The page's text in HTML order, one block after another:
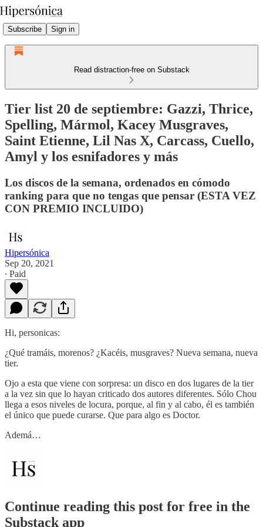
Subscribe Sign in
Read distraction-free on Substack
Tier list 20 de septiembre: Gazzi, Thrice,
Spelling, Mármol, Kacey Musgraves,
Saint Etienne, Lil Nas X, Carcass, Cuello,
Amyl y los esnifadores y más
Los discos de la semana, ordenados en cómodo
ranking para que no tengas que pensar (ESTA VEZ
CON PREMIO INCLUIDO)
Hipersónica
Sep 20, 2021
∙ Paid
Hi, personicas:
¿Qué tramáis, morenos? ¿Kacéis, musgraves? Nueva semana, nueva
tier.
Ojo a esta que viene con sorpresa: un disco en dos lugares de la tier
a la vez sin que lo hayan criticado dos autores diferentes. Sólo Chou
llega a esos niveles de locura, porque, al fin y al cabo, él es también
el único que puede curarse. Que para algo es Doctor.
Ademá…
Continue reading this post for free in the
Substack app